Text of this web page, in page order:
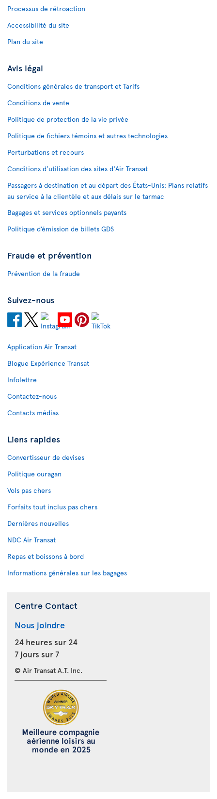
Processus de rétroaction
Accessibilité du site
Plan du site
Avis légal
Conditions générales de transport et Tarifs
Conditions de vente
Politique de protection de la vie privée
Politique de fichiers témoins et autres technologies
Perturbations et recours
Conditions d’utilisation des sites d'Air Transat
Passagers à destination et au départ des États-Unis: Plans relatifs
au service à la clientèle et aux délais sur le tarmac
Bagages et services optionnels payants
Politique d’émission de billets GDS
Fraude et prévention
Prévention de la fraude
Suivez-nous
Application Air Transat
Blogue Expérience Transat
Infolettre
Contactez-nous
Contacts médias
Liens rapides
Convertisseur de devises
Politique ouragan
Vols pas chers
Forfaits tout inclus pas chers
Dernières nouvelles
NDC Air Transat
Repas et boissons à bord
Informations générales sur les bagages
Centre Contact
Nous joindre
24 heures sur 24
7 jours sur 7
© Air Transat A.T. Inc.